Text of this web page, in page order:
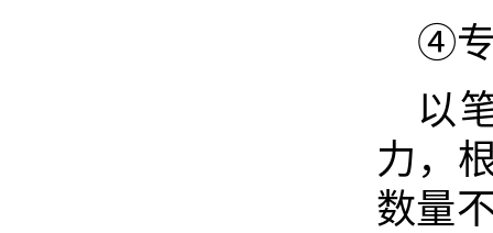
④专
以
力，
数量